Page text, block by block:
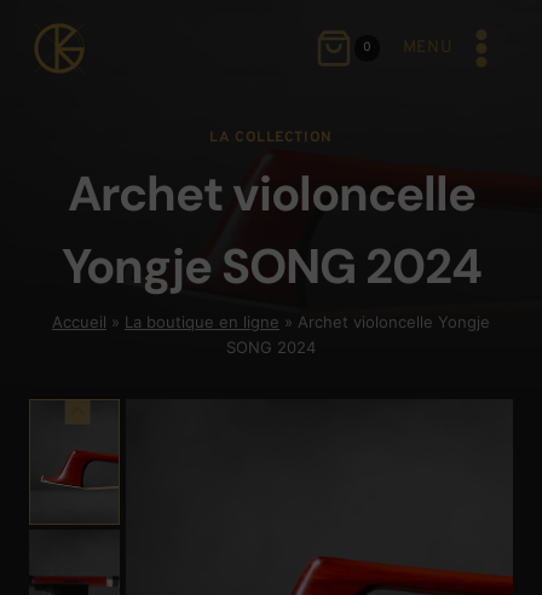
contenu
0 MENU
LA COLLECTION
Archet violoncelle
Yongje SONG 2024
Accueil » La boutique en ligne » Archet violoncelle Yongje
SONG 2024